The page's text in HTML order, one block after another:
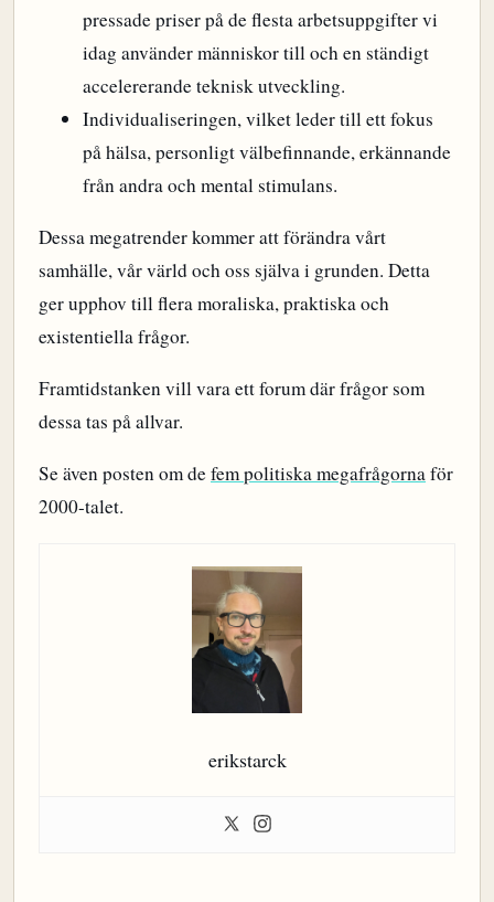
pressade priser på de flesta arbetsuppgifter vi
idag använder människor till och en ständigt
accelererande teknisk utveckling.
Individualiseringen, vilket leder till ett fokus
på hälsa, personligt välbefinnande, erkännande
från andra och mental stimulans.
Dessa megatrender kommer att förändra vårt
samhälle, vår värld och oss själva i grunden. Detta
ger upphov till flera moraliska, praktiska och
existentiella frågor.
Framtidstanken vill vara ett forum där frågor som
dessa tas på allvar.
Se även posten om defem politiska megafrågornaför
2000-talet.
erikstarck